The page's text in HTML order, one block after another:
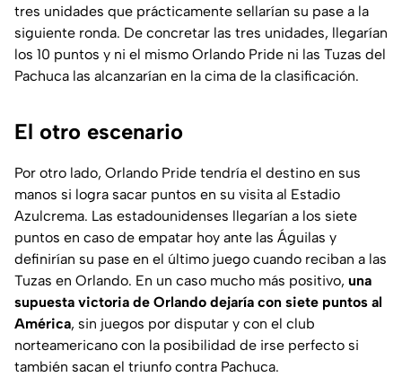
tres unidades que prácticamente sellarían su pase a la
siguiente ronda. De concretar las tres unidades, llegarían
los 10 puntos y ni el mismo Orlando Pride ni las Tuzas del
Pachuca las alcanzarían en la cima de la clasificación.
El otro escenario
Por otro lado, Orlando Pride tendría el destino en sus
manos si logra sacar puntos en su visita al Estadio
Azulcrema. Las estadounidenses llegarían a los siete
puntos en caso de empatar hoy ante las Águilas y
definirían su pase en el último juego cuando reciban a las
Tuzas en Orlando. En un caso mucho más positivo, una
supuesta victoria de Orlando dejaría con siete puntos al
América, sin juegos por disputar y con el club
norteamericano con la posibilidad de irse perfecto si
también sacan el triunfo contra Pachuca.